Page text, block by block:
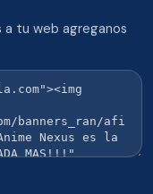
tu web agreganos